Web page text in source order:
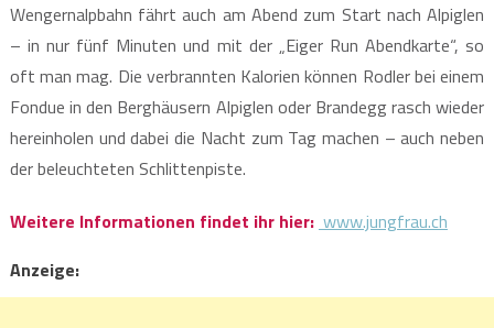
Wengernalpbahn fährt auch am Abend zum Start nach Alpiglen
– in nur fünf Minuten und mit der „Eiger Run Abendkarte“, so
oft man mag. Die verbrannten Kalorien können Rodler bei einem
Fondue in den Berghäusern Alpiglen oder Brandegg rasch wieder
hereinholen und dabei die Nacht zum Tag machen – auch neben
der beleuchteten Schlittenpiste.
Weitere Informationen findet ihr hier: www.jungfrau.ch
Anzeige: